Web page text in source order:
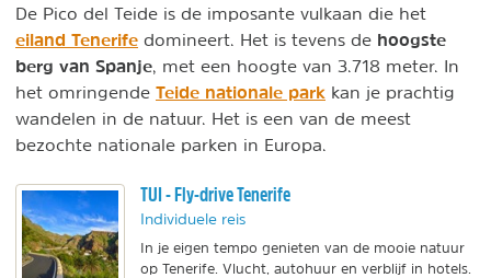
De Pico del Teide is de imposante vulkaan die het
eiland Tenerife domineert. Het is tevens de hoogste
berg van Spanje, met een hoogte van 3.718 meter. In
het omringende Teide nationale park kan je prachtig
wandelen in de natuur. Het is een van de meest
bezochte nationale parken in Europa.
TUI - Fly-drive Tenerife
Individuele reis
In je eigen tempo genieten van de mooie natuur
op Tenerife. Vlucht, autohuur en verblijf in hotels.